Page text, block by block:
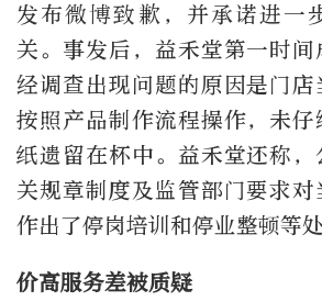
发布微博致歉，并承诺进一
关。事发后，益禾堂第一时间
经调查出现问题的原因是门
按照产品制作流程操作，未
纸遗留在杯中。益禾堂还称
关规章制度及监管部门要求
作出了停岗培训和停业整顿等处
价高服务差被质疑